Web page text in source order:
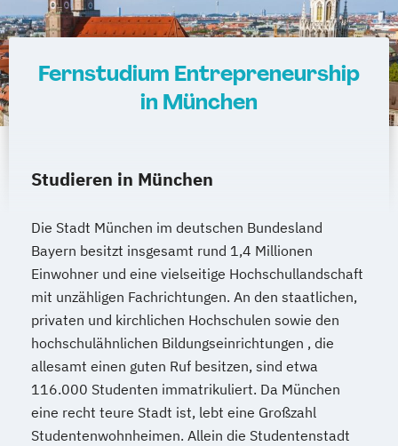
Fernstudium Entrepreneurship
in München
Studieren in München
Die Stadt München im deutschen Bundesland
Bayern besitzt insgesamt rund 1,4 Millionen
Einwohner und eine vielseitige Hochschullandschaft
mit unzähligen Fachrichtungen. An den staatlichen,
privaten und kirchlichen Hochschulen sowie den
hochschulähnlichen Bildungseinrichtungen , die
allesamt einen guten Ruf besitzen, sind etwa
116.000 Studenten immatrikuliert. Da München
eine recht teure Stadt ist, lebt eine Großzahl
Studentenwohnheimen. Allein die Studentenstadt